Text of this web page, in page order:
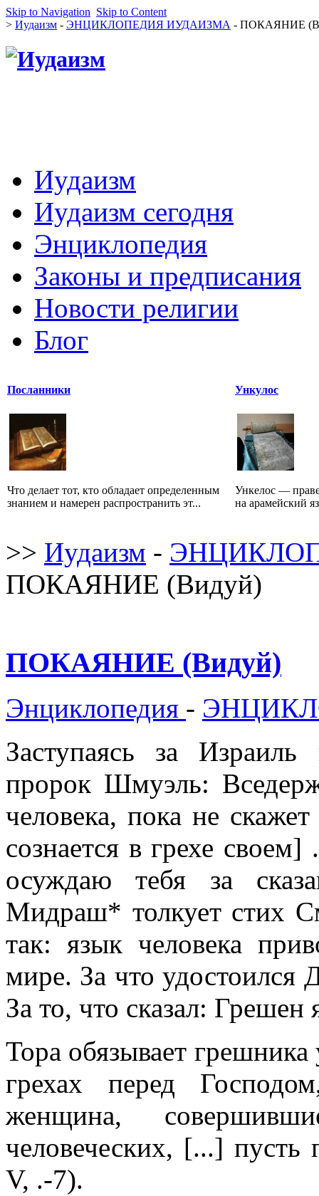
Skip to Navigation Skip to Content
> Иудаизм - ЭНЦИКЛОПЕДИЯ ИУДАИЗМА - ПОКАЯНИЕ
Иудаизм
Иудаизм сегодня
Энциклопедия
Законы и предписания
Новости религии
Блог
Посланники
Что делает тот, кто обладает определенным
знанием и намерен распространить эт...
Ункулос
Ункелос —
на арамейский
>> Иудаизм -
ПОКАЯНИЕ (Видуй)
ПОКАЯНИЕ (Видуй)
Энциклопедия -
Заступаясь за
пророк Шмуэль:
человека, пока не
сознается в грехе
осуждаю тебя за
Мидраш* толкует стих
так: язык человека
мире. За что
За то, что сказал: Грешен
Тора обязывает грешника
грехах перед
женщина,
человеческих, [...] пусть
V, .-7).